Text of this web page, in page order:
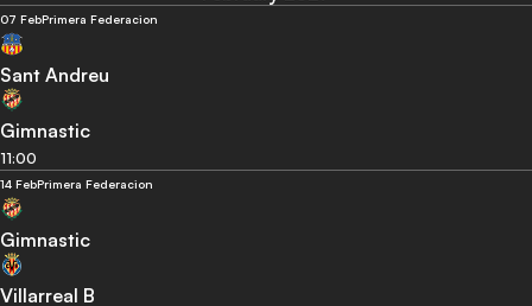
07 FebPrimera Federacion
Sant Andreu
Gimnastic
11:00
14 FebPrimera Federacion
Gimnastic
Villarreal B